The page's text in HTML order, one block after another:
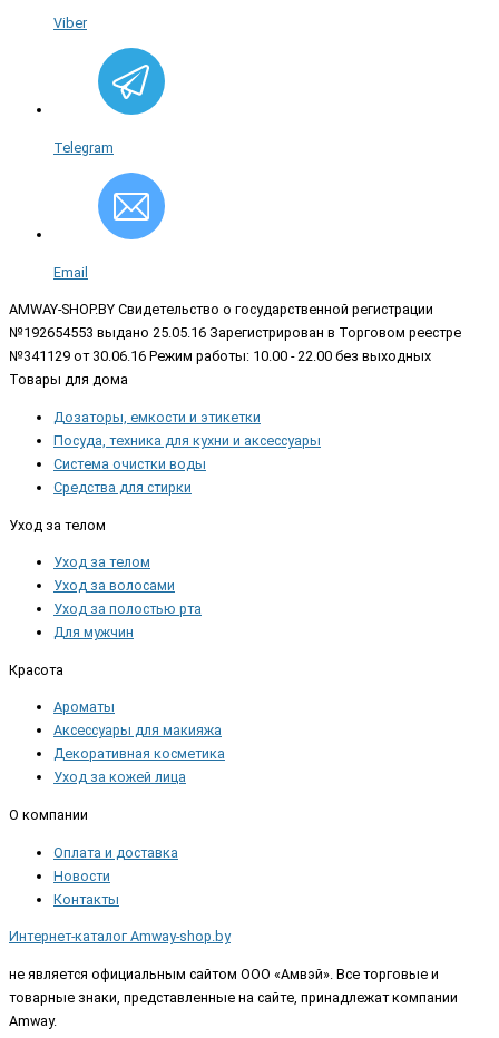
Viber
Telegram
Email
AMWAY-SHOP.BY Свидетельство о государственной регистрации
№192654553 выдано 25.05.16 Зарегистрирован в Торговом реестре
№341129 от 30.06.16 Режим работы: 10.00 - 22.00 без выходных
Товары для дома
Дозаторы, емкости и этикетки
Посуда, техника для кухни и аксессуары
Система очистки воды
Средства для стирки
Уход за телом
Уход за телом
Уход за волосами
Уход за полостью рта
Для мужчин
Красота
Ароматы
Аксессуары для макияжа
Декоративная косметика
Уход за кожей лица
О компании
Оплата и доставка
Новости
Контакты
Интернет-каталог Amway-shop.by
не является официальным сайтом ООО «Амвэй». Все торговые и
товарные знаки, представленные на сайте, принадлежат компании
Amway.